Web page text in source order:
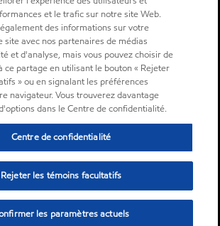
et le trafic sur notre site Web.
des informations sur votre
site avec nos partenaires de médias
et d'analyse, mais vous pouvez choisir de
ce partage en utilisant le bouton « Rejeter
» ou en signalant les préférences
navigateur. Vous trouverez davantage
dans le Centre de confidentialité.
Centre de confidentialité
Rejeter les témoins facultatifs
les paramètres actuels